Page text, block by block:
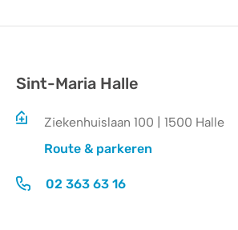
Sint-Maria Halle
Ziekenhuislaan 100 | 1500 Halle
Route & parkeren
02 363 63 16